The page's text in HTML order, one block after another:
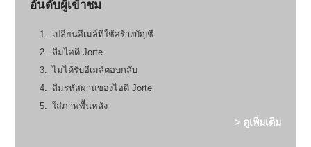
อันดับผู้เข้าชม
เปลี่ยนอีเมล์ที่ใช้สร้างบัญชี
ลืมไอดี Jorte
ไม่ได้รับอีเมล์ตอบกลับ
ลืมรหัสผ่านของไอดี Jorte
ใส่ภาพพื้นหลัง
> ดูเพิ่มเติม